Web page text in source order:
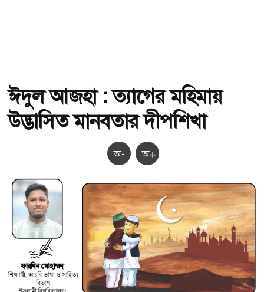
ঈদুল আজহা : ত্যাগের মহিমায়
উদ্ভাসিত মানবতার দীপশিখা
অ- অ+